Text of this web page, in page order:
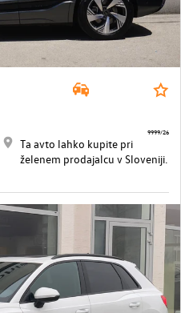
Ta avto lahko kupite pri
želenem prodajalcu v Sloveniji.
9999/26